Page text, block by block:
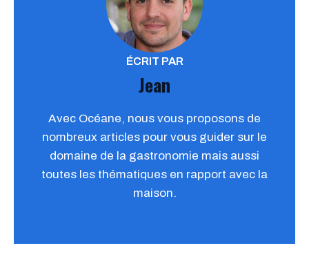
ÉCRIT PAR
Jean
Avec Océane, nous vous proposons de
nombreux articles pour vous guider sur le
domaine de la gastronomie mais aussi
toutes les thématiques en rapport avec la
maison.